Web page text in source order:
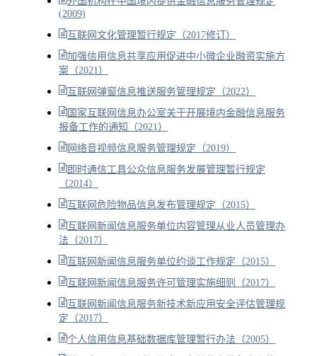
(2009)
互联网文化管理暂行规定（2017修订）
加强信用信息共享应用促进中小微企业融资实施方
案（2021）
互联网弹窗信息推送服务管理规定（2022）
国家互联网信息办公室关于开展境内金融信息服务
报备工作的通知（2021）
网络音视频信息服务管理规定（2019）
即时通信工具公众信息服务发展管理暂行规定
（2014）
互联网危险物品信息发布管理规定（2015）
互联网新闻信息服务单位内容管理从业人员管理办
法（2017）
互联网新闻信息服务单位约谈工作规定（2015）
互联网新闻信息服务许可管理实施细则（2017）
互联网新闻信息服务新技术新应用安全评估管理规
定（2017）
个人信用信息基础数据库管理暂行办法（2005）